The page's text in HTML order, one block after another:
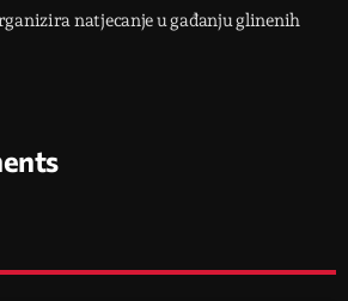
natjecanje u gađanju glinenih